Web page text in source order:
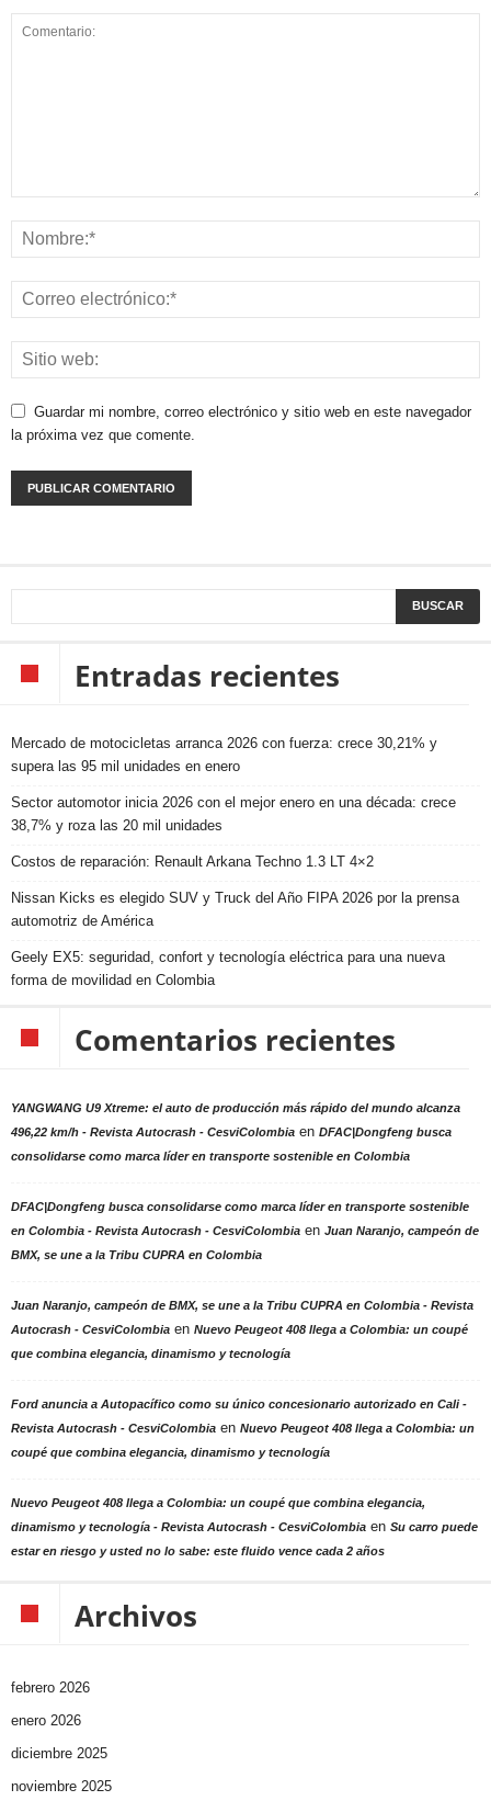
Guardar mi nombre, correo electrónico y sitio web en este navegador
la próxima vez que comente.
Entradas recientes
Mercado de motocicletas arranca 2026 con fuerza: crece 30,21% y
supera las 95 mil unidades en enero
Sector automotor inicia 2026 con el mejor enero en una década: crece
38,7% y roza las 20 mil unidades
Costos de reparación: Renault Arkana Techno 1.3 LT 4×2
Nissan Kicks es elegido SUV y Truck del Año FIPA 2026 por la prensa
automotriz de América
Geely EX5: seguridad, confort y tecnología eléctrica para una nueva
forma de movilidad en Colombia
Comentarios recientes
YANGWANG U9 Xtreme: el auto de producción más rápido del mundo alcanza
496,22 km/h - Revista Autocrash - CesviColombia en DFAC|Dongfeng busca
consolidarse como marca líder en transporte sostenible en Colombia
DFAC|Dongfeng busca consolidarse como marca líder en transporte sostenible
en Colombia - Revista Autocrash - CesviColombia en Juan Naranjo, campeón de
BMX, se une a la Tribu CUPRA en Colombia
Juan Naranjo, campeón de BMX, se une a la Tribu CUPRA en Colombia - Revista
Autocrash - CesviColombia en Nuevo Peugeot 408 llega a Colombia: un coupé
que combina elegancia, dinamismo y tecnología
Ford anuncia a Autopacífico como su único concesionario autorizado en Cali -
Revista Autocrash - CesviColombia en Nuevo Peugeot 408 llega a Colombia: un
coupé que combina elegancia, dinamismo y tecnología
Nuevo Peugeot 408 llega a Colombia: un coupé que combina elegancia,
dinamismo y tecnología - Revista Autocrash - CesviColombia en Su carro puede
estar en riesgo y usted no lo sabe: este fluido vence cada 2 años
Archivos
febrero 2026
enero 2026
diciembre 2025
noviembre 2025